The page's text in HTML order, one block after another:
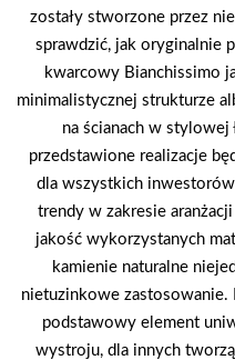
zostały stworzone przez
sprawdzić, jak oryginalnie
kwarcowy Bianchissimo
minimalistycznej strukturze
na ścianach w stylowej
przedstawione realizacje
dla wszystkich
trendy w zakresie
jakość wykorzystanych
kamienie naturalne
nietuzinkowe zastosowanie.
podstawowy element
wystroju, dla innych